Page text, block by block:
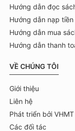
Hướng dẫn đọc
Hướng dẫn nạp
Hướng dẫn mua
Hướng dẫn thanh
VỀ CHÚNG TÔI
Giới thiệu
Liên hệ
Phát triển bởi VHMT
Các đối tác